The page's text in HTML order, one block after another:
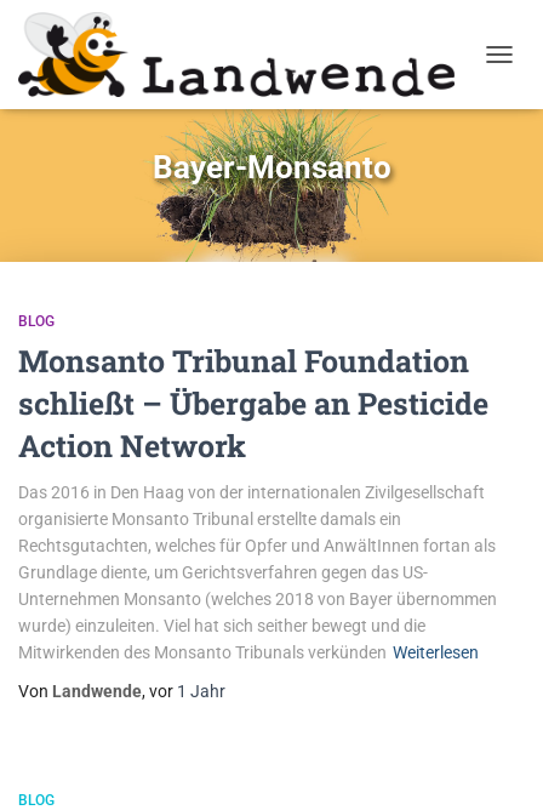
Bayer-Monsanto
BLOG
Monsanto Tribunal Foundation
schließt – Übergabe an Pesticide
Action Network
Das 2016 in Den Haag von der internationalen Zivilgesellschaft
organisierte Monsanto Tribunal erstellte damals ein
Rechtsgutachten, welches für Opfer und AnwältInnen fortan als
Grundlage diente, um Gerichtsverfahren gegen das US-
Unternehmen Monsanto (welches 2018 von Bayer übernommen
wurde) einzuleiten. Viel hat sich seither bewegt und die
Mitwirkenden des Monsanto Tribunals verkünden Weiterlesen
Von Landwende, vor 1 Jahr
BLOG